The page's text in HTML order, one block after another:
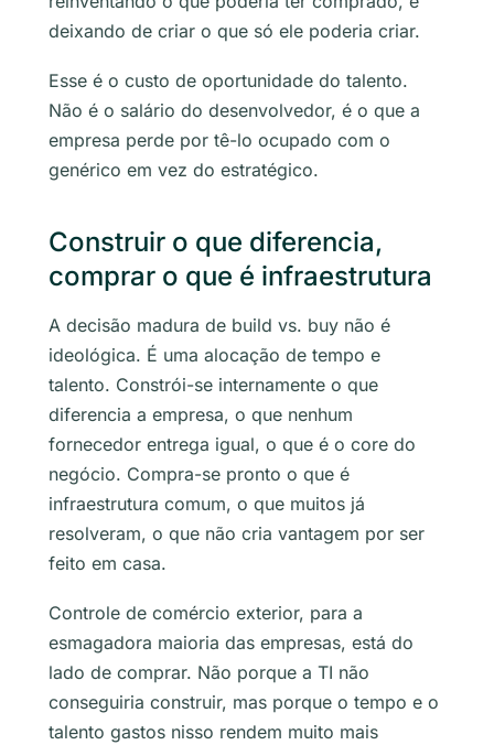
deixando de criar o que só ele poderia criar.
Esse é o custo de oportunidade do talento.
Não é o salário do desenvolvedor, é o que a
empresa perde por tê-lo ocupado com o
genérico em vez do estratégico.
Construir o que diferencia,
comprar o que é infraestrutura
A decisão madura de build vs. buy não é
ideológica. É uma alocação de tempo e
talento. Constrói-se internamente o que
diferencia a empresa, o que nenhum
fornecedor entrega igual, o que é o core do
negócio. Compra-se pronto o que é
infraestrutura comum, o que muitos já
resolveram, o que não cria vantagem por ser
feito em casa.
Controle de comércio exterior, para a
esmagadora maioria das empresas, está do
lado de comprar. Não porque a TI não
conseguiria construir, mas porque o tempo e o
talento gastos nisso rendem muito mais